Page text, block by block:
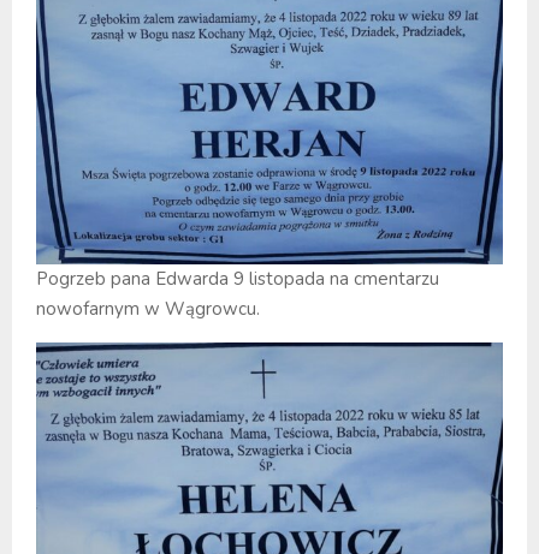
Pogrzeb pana Edwarda 9 listopada na cmentarzu
nowofarnym w Wągrowcu.